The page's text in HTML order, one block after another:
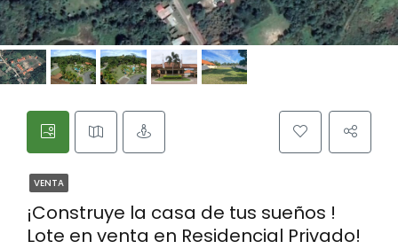
VENTA
¡Construye la casa de tus sueños !
Lote en venta en Residencial Privado!